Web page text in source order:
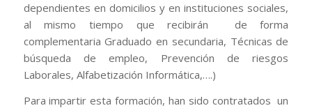
dependientes en domicilios y en instituciones sociales,
al mismo tiempo que recibirán de forma
complementaria Graduado en secundaria, Técnicas de
búsqueda de empleo, Prevención de riesgos
Laborales, Alfabetización Informática,….)
Para impartir esta formación, han sido contratados un